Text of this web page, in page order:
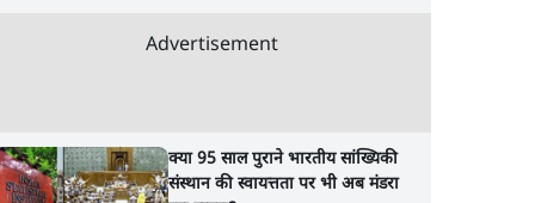
Advertisement
क्या 95 साल पुराने भारतीय सांख्यिकी
संस्थान की स्वायत्तता पर भी अब मंडरा